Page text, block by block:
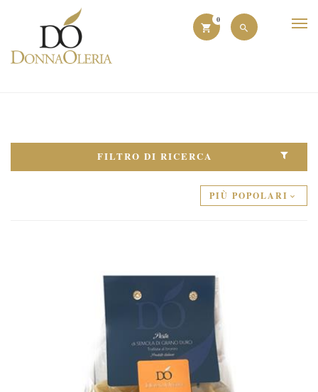
0
FILTRO DI RICERCA
PIÙ POPOLARI